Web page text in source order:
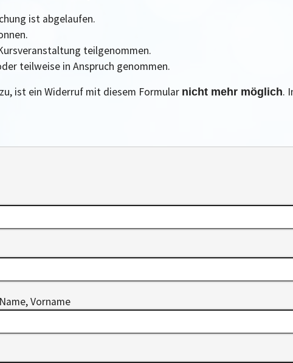
ist abgelaufen.
teilgenommen.
teilweise in Anspruch genommen.
ist ein Widerruf mit diesem Formular nicht mehr möglich.
Vorname